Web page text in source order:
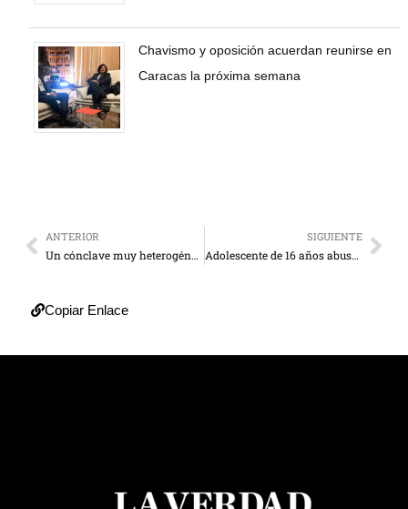
Chavismo y oposición acuerdan reunirse en
Caracas la próxima semana
ANTERIOR
Un cónclave muy heterogéneo y dividido elegirá al nuevo Papa
SIGUIENTE
Adolescente de 16 años abusa y graba a sus hermanas de 11 y 4 en Guarenas
Copiar Enlace